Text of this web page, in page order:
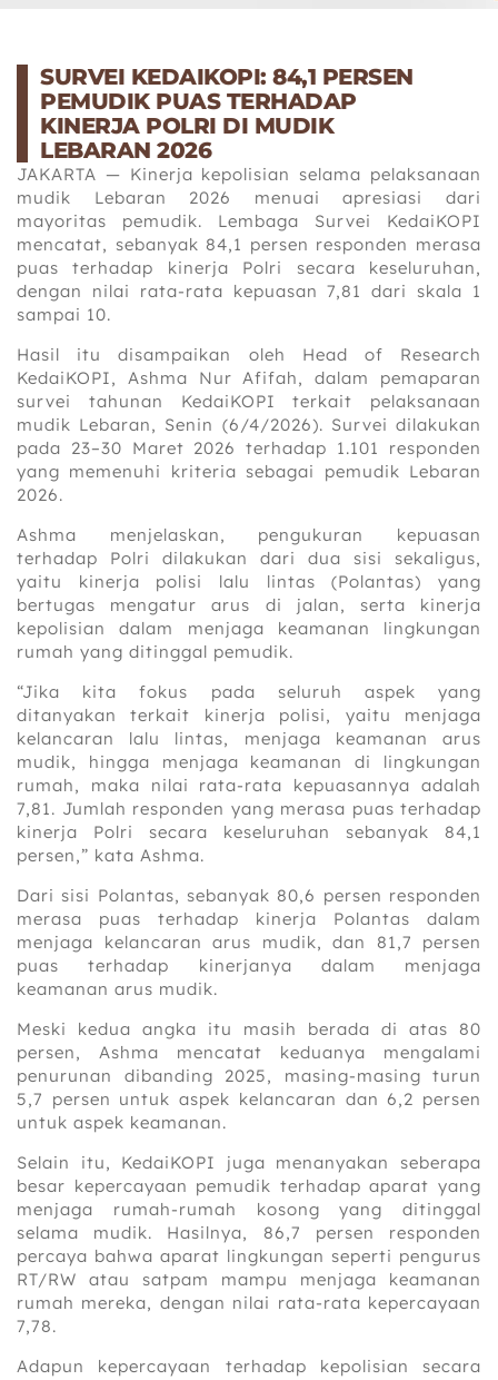
SURVEI KEDAIKOPI: 84,1 PERSEN
PEMUDIK PUAS TERHADAP
KINERJA POLRI DI MUDIK
LEBARAN 2026
JAKARTA — Kinerja kepolisian selama pelaksanaan
mudik Lebaran 2026 menuai apresiasi dari
mayoritas pemudik. Lembaga Survei KedaiKOPI
mencatat, sebanyak 84,1 persen responden merasa
puas terhadap kinerja Polri secara keseluruhan,
dengan nilai rata-rata kepuasan 7,81 dari skala 1
sampai 10.
Hasil itu disampaikan oleh Head of Research
KedaiKOPI, Ashma Nur Afifah, dalam pemaparan
survei tahunan KedaiKOPI terkait pelaksanaan
mudik Lebaran, Senin (6/4/2026). Survei dilakukan
pada 23–30 Maret 2026 terhadap 1.101 responden
yang memenuhi kriteria sebagai pemudik Lebaran
2026.
Ashma menjelaskan, pengukuran kepuasan
terhadap Polri dilakukan dari dua sisi sekaligus,
yaitu kinerja polisi lalu lintas (Polantas) yang
bertugas mengatur arus di jalan, serta kinerja
kepolisian dalam menjaga keamanan lingkungan
rumah yang ditinggal pemudik.
“Jika kita fokus pada seluruh aspek yang
ditanyakan terkait kinerja polisi, yaitu menjaga
kelancaran lalu lintas, menjaga keamanan arus
mudik, hingga menjaga keamanan di lingkungan
rumah, maka nilai rata-rata kepuasannya adalah
7,81. Jumlah responden yang merasa puas terhadap
kinerja Polri secara keseluruhan sebanyak 84,1
persen,” kata Ashma.
Dari sisi Polantas, sebanyak 80,6 persen responden
merasa puas terhadap kinerja Polantas dalam
menjaga kelancaran arus mudik, dan 81,7 persen
puas terhadap kinerjanya dalam menjaga
keamanan arus mudik.
Meski kedua angka itu masih berada di atas 80
persen, Ashma mencatat keduanya mengalami
penurunan dibanding 2025, masing-masing turun
5,7 persen untuk aspek kelancaran dan 6,2 persen
untuk aspek keamanan.
Selain itu, KedaiKOPI juga menanyakan seberapa
besar kepercayaan pemudik terhadap aparat yang
menjaga rumah-rumah kosong yang ditinggal
selama mudik. Hasilnya, 86,7 persen responden
percaya bahwa aparat lingkungan seperti pengurus
RT/RW atau satpam mampu menjaga keamanan
rumah mereka, dengan nilai rata-rata kepercayaan
7,78.
Adapun kepercayaan terhadap kepolisian secara